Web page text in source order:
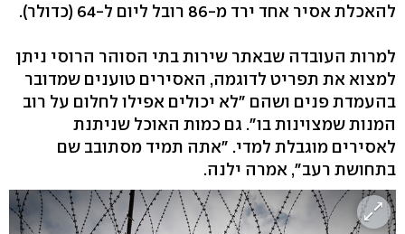
להאכלת אסיר אחד ירד מ-86 רובל ליום ל-64 (כדולר).
למרות העובדה שבאתר שירות בתי הסוהר הרוסי ניתן
למצוא את תפריט לדוגמה, האסירים טוענים שמדובר
בהעמדת פנים ושהם "לא יכולים אפילו לחלום על רוב
המנות שמצוינות בו". גם כמות האוכל שניתנת
לאסירים מוגבלת למדי. "אתה תמיד מסתובב שם
בתחושת רעב", אמרה ילנה.